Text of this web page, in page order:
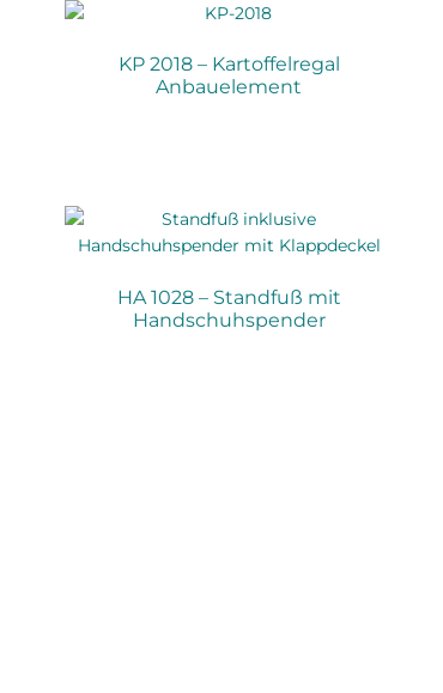
KP 2018 – Kartoffelregal
Anbauelement
HA 1028 – Standfuß mit
Handschuhspender